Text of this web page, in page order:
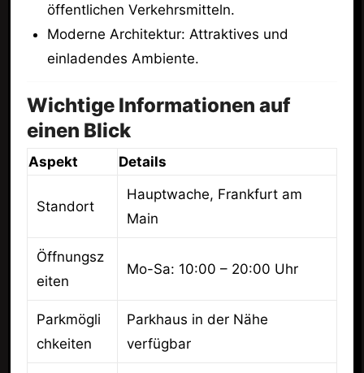
öffentlichen Verkehrsmitteln.
Moderne Architektur: Attraktives und
einladendes Ambiente.
Wichtige Informationen auf
einen Blick
Aspekt Details
Standort
Hauptwache, Frankfurt am
Main
Öffnungsz
eiten
Mo-Sa: 10:00 – 20:00 Uhr
Parkmögli
chkeiten
Parkhaus in der Nähe
verfügbar